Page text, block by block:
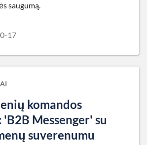
saugumą.
17
komandos
'B2B Messenger' su
suverenumu